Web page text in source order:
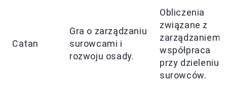
Catan
Gra o zarządzaniu
surowcami i
rozwoju osady.
Obliczenia
związane z
zarządzaniem i
współpraca
przy dzieleniu
surowców.